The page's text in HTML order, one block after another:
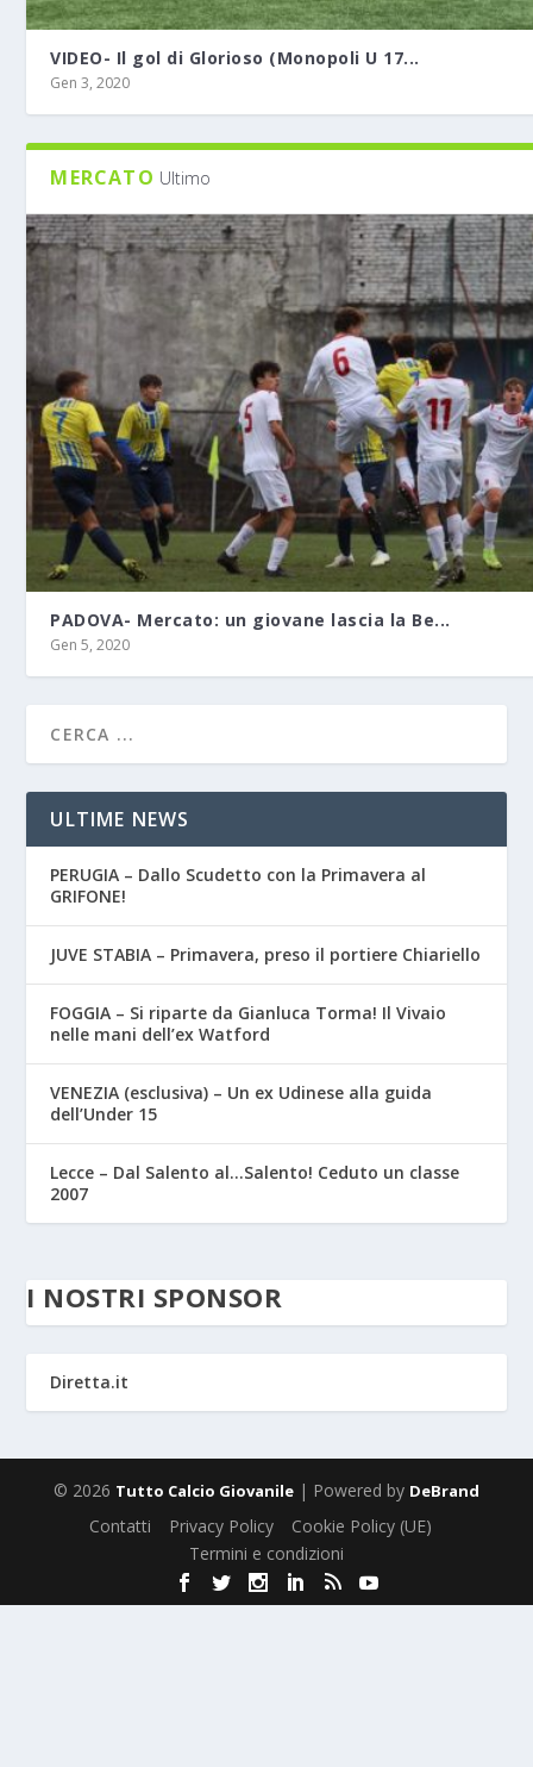
VIDEO- Il gol di Glorioso (Monopoli U 17...
Gen 3, 2020
MERCATO Ultimo
PADOVA- Mercato: un giovane lascia la Be...
Gen 5, 2020
ULTIME NEWS
PERUGIA – Dallo Scudetto con la Primavera al
GRIFONE!
JUVE STABIA – Primavera, preso il portiere Chiariello
FOGGIA – Si riparte da Gianluca Torma! Il Vivaio
nelle mani dell’ex Watford
VENEZIA (esclusiva) – Un ex Udinese alla guida
dell’Under 15
Lecce – Dal Salento al…Salento! Ceduto un classe
2007
I NOSTRI SPONSOR
Diretta.it
© 2026 Tutto Calcio Giovanile | Powered by DeBrand
Contatti Privacy Policy
Cookie Policy (UE)
Termini e condizioni